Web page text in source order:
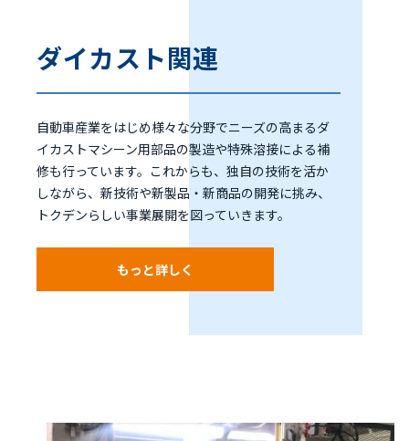
ダイカスト関連
自動車産業をはじめ様々な分野でニーズの高まるダ
イカストマシーン用部品の製造や特殊溶接による補
修も行っています。これからも、独自の技術を活か
しながら、新技術や新製品・新商品の開発に挑み、
トクデンらしい事業展開を図っていきます。
もっと詳しく